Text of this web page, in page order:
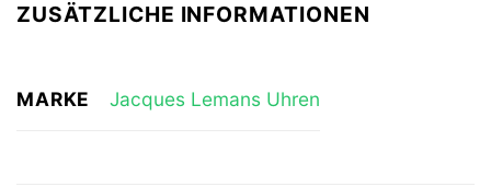
ZUSÄTZLICHE INFORMATIONEN
MARKE Jacques Lemans Uhren